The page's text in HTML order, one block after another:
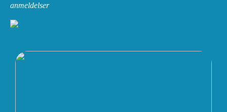
anmeldelser